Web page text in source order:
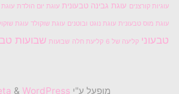
עוגיות קורצנים עוגת גבינה טבעונית עוגת יום הולדת עוגת
עוגת מוס טבעונית עוגת נוגט ובוטנים עוגת שוקולד עוגת
טבעוני קליעה של 6 קליעת חלה שבועות שבועות
מופעל ע"י & WordPress